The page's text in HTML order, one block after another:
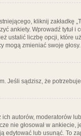
kliknij zakładkę
ankiety. Wprowadź
ustalić liczbę opcji, które
mogą zmieniać swoje głosy.
Jeśli sądzisz, że
autorów, moderatorów
nie głosował w
edytować lub usunąć. To